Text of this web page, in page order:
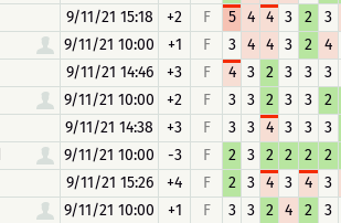
9/11/21 15:18
+2 F 5 4 4 3 2
3
9/11/21 10:00 +1 F 3 4 4 3 2
4
9/11/21 14:46
+3 F 4 3 2 3 3
3
9/11/21 10:00 +2 F 3 3 2 3 3
2
9/11/21 14:38
+3 F 3 3 4 3 3
3
9/11/21 10:00 -3 F 2 3 2 2 2
2
9/11/21 15:26
+4 F 2 3 4 3 4
3
9/11/21 10:00 +1 F 3 3 2 4 2
3